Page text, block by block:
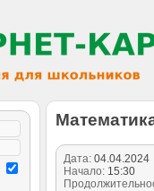
Дата: 04.04.2024
Начало: 15:30